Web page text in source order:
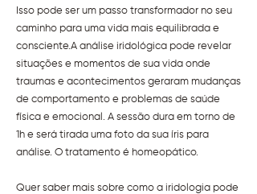
Isso pode ser um passo transformador no seu
caminho para uma vida mais equilibrada e
consciente.A análise iridológica pode revelar
situações e momentos de sua vida onde
traumas e acontecimentos geraram mudanças
de comportamento e problemas de saúde
física e emocional. A sessão dura em torno de
1h e será tirada uma foto da sua íris para
análise. O tratamento é homeopático.
Quer saber mais sobre como a iridologia pode